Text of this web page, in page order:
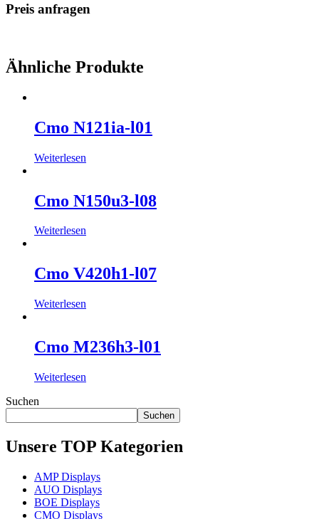
Preis anfragen
Ähnliche Produkte
Cmo N121ia-l01
Weiterlesen
Cmo N150u3-l08
Weiterlesen
Cmo V420h1-l07
Weiterlesen
Cmo M236h3-l01
Weiterlesen
Suchen
Suchen
Unsere TOP Kategorien
AMP Displays
AUO Displays
BOE Displays
CMO Displays